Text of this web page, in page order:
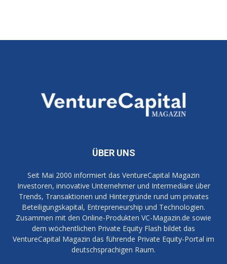
ÜBER UNS
Seit Mai 2000 informiert das VentureCapital Magazin
Investoren, innovative Unternehmer und Intermediäre über
Trends, Transaktionen und Hintergründe rund um privates
Beteiligungskapital, Entrepreneurship und Technologien.
Zusammen mit den Online-Produkten VC-Magazin.de sowie
dem wöchentlichen Private Equity Flash bildet das
VentureCapital Magazin das führende Private Equity-Portal im
deutschsprachigen Raum.